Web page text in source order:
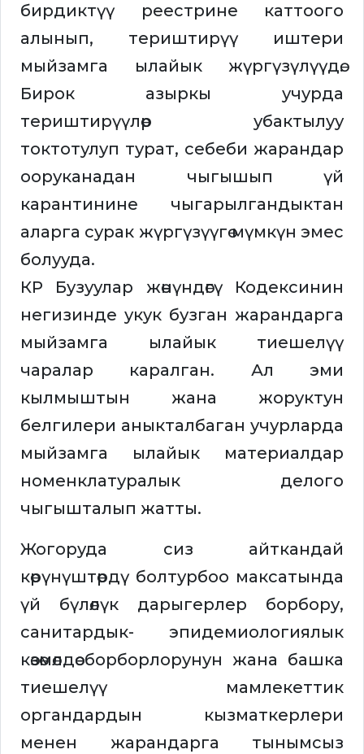
бирдиктүү реестрине каттоого
алынып, териштирүү иштери
мыйзамга ылайык жүргүзүлүүдө.
Бирок азыркы учурда
териштирүүлөр убактылуу
токтотулуп турат, себеби жарандар
ооруканадан чыгышып үй
карантинине чыгарылгандыктан
аларга сурак жүргүзүүгө мүмкүн эмес
болууда.
КР Бузуулар жөнүндөгү Кодексинин
негизинде укук бузган жарандарга
мыйзамга ылайык тиешелүү
чаралар каралган. Ал эми
кылмыштын жана жоруктун
белгилери аныкталбаган учурларда
мыйзамга ылайык материалдар
номенклатуралык делого
чыгышталып жатты.
Жогоруда сиз айткандай
көрүнүштөрдү болтурбоо максатында
үй бүлөлүк дарыгерлер борбору,
санитардык- эпидемиологиялык
көзөмөлдөө борборлорунун жана башка
тиешелүү мамлекеттик
органдардын кызматкерлери
менен жарандарга тынымсыз